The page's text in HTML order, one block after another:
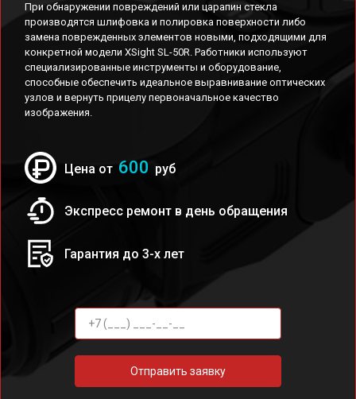
При обнаружении повреждений или царапин стекла
производятся шлифовка и полировка поверхности либо
замена поврежденных элементов новыми, подходящими для
конкретной модели XSight SL-50R. Работники используют
специализированные инструменты и оборудование,
способные обеспечить идеальное выравнивание оптических
узлов и вернуть прицелу первоначальное качество
изображения.
Цена от 600 руб
Экспресс ремонт в день обращения
Гарантия до 3-х лет
Отправить заявку